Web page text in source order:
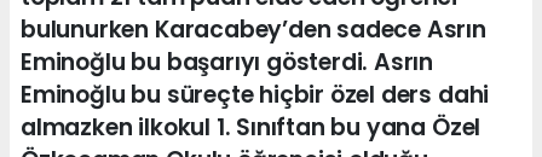
bulunurken Karacabey’den sadece Asrın
Eminoğlu bu başarıyı gösterdi. Asrın
Eminoğlu bu süreçte hiçbir özel ders dahi
almazken ilkokul 1. Sınıftan bu yana Özel